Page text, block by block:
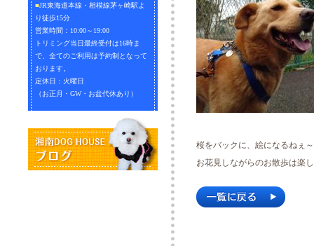
■JR東海道本線・相模線茅ヶ崎駅よ
り徒歩15分
営業時間：10:00～19:00
トリミング当日最終受付は16時ま
で、全てのご利用は予約制となって
おります。
定休日：火曜日
（お正月・GW・お盆代休あり）
桜をバックに、絵になるねぇ
お花見しながらのお散歩は楽